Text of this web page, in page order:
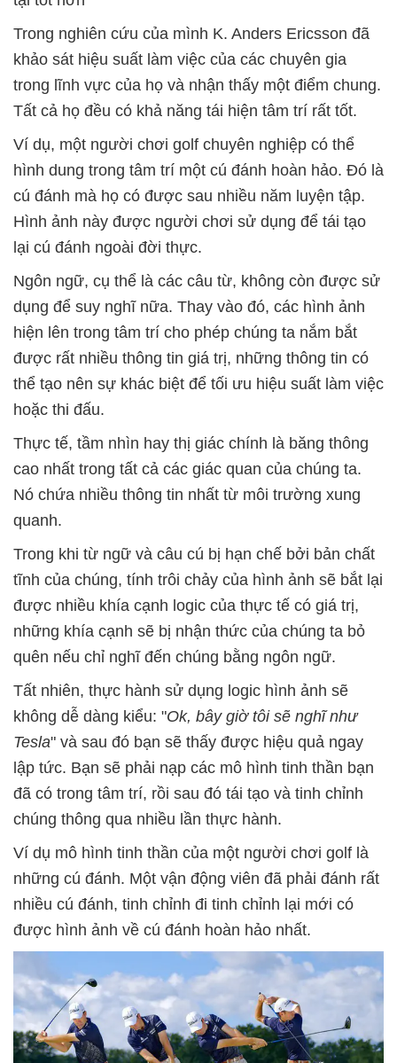
Trong nghiên cứu của mình K. Anders Ericsson đã
khảo sát hiệu suất làm việc của các chuyên gia
trong lĩnh vực của họ và nhận thấy một điểm chung.
Tất cả họ đều có khả năng tái hiện tâm trí rất tốt.
Ví dụ, một người chơi golf chuyên nghiệp có thể
hình dung trong tâm trí một cú đánh hoàn hảo. Đó là
cú đánh mà họ có được sau nhiều năm luyện tập.
Hình ảnh này được người chơi sử dụng để tái tạo
lại cú đánh ngoài đời thực.
Ngôn ngữ, cụ thể là các câu từ, không còn được sử
dụng để suy nghĩ nữa. Thay vào đó, các hình ảnh
hiện lên trong tâm trí cho phép chúng ta nắm bắt
được rất nhiều thông tin giá trị, những thông tin có
thể tạo nên sự khác biệt để tối ưu hiệu suất làm việc
hoặc thi đấu.
Thực tế, tầm nhìn hay thị giác chính là băng thông
cao nhất trong tất cả các giác quan của chúng ta.
Nó chứa nhiều thông tin nhất từ ​​môi trường xung
quanh.
Trong khi từ ngữ và câu cú bị hạn chế bởi bản chất
tĩnh của chúng, tính trôi chảy của hình ảnh sẽ bắt lại
được nhiều khía cạnh logic của thực tế có giá trị,
những khía cạnh sẽ bị nhận thức của chúng ta bỏ
quên nếu chỉ nghĩ đến chúng bằng ngôn ngữ.
Tất nhiên, thực hành sử dụng logic hình ảnh sẽ
không dễ dàng kiểu: "Ok, bây giờ tôi sẽ nghĩ như
Tesla" và sau đó bạn sẽ thấy được hiệu quả ngay
lập tức. Bạn sẽ phải nạp các mô hình tinh thần bạn
đã có trong tâm trí, rồi sau đó tái tạo và tinh chỉnh
chúng thông qua nhiều lần thực hành.
Ví dụ mô hình tinh thần của một người chơi golf là
những cú đánh. Một vận động viên đã phải đánh rất
nhiều cú đánh, tinh chỉnh đi tinh chỉnh lại mới có
được hình ảnh về cú đánh hoàn hảo nhất.